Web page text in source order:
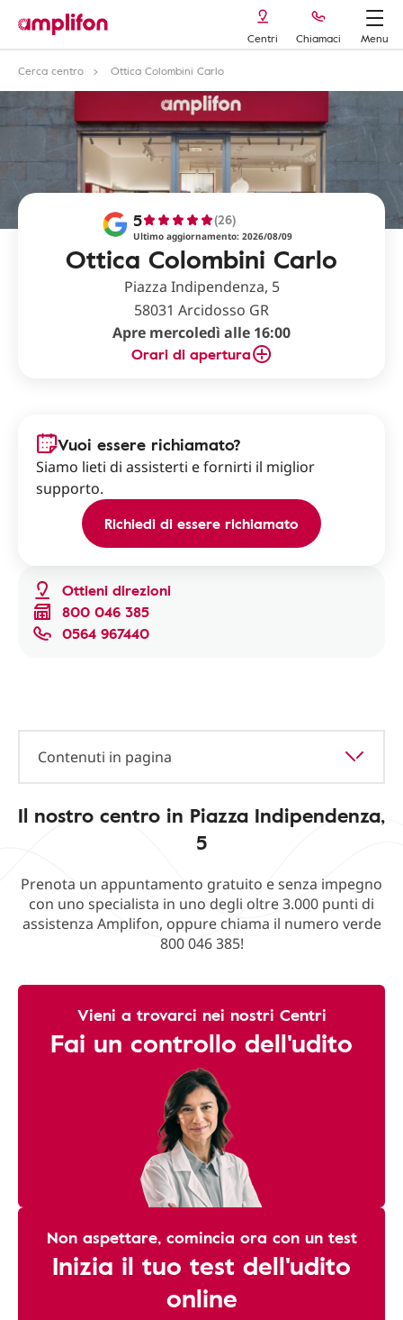
Centri Chiamaci
Menu
Cerca centro
Ottica Colombini Carlo
Ottica Colombini Carlo
5 (26)
Ultimo aggiornamento: 2026/08/09
Piazza Indipendenza, 5
58031 Arcidosso GR
Apre mercoledì alle 16:00
Orari di apertura
Ottieni direzioni
800 046 385
0564 967440
Vuoi essere richiamato?
Siamo lieti di assisterti e fornirti il miglior
supporto.
Richiedi di essere richiamato
Contenuti in pagina
Il nostro centro in Piazza Indipendenza,
5
Prenota un appuntamento gratuito e senza impegno
con uno specialista in uno degli oltre 3.000 punti di
assistenza Amplifon, oppure chiama il numero verde
800 046 385!
Vieni a trovarci nei nostri Centri
Fai un controllo dell'udito
Non aspettare, comincia ora con un test
Inizia il tuo test dell'udito
online